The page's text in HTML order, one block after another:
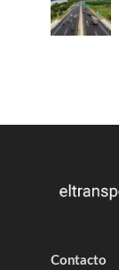
Contacto